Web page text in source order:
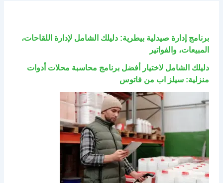
برنامج إدارة صيدلية بيطرية: دليلك الشامل لإدارة اللقاحات،
المبيعات، والفواتير
دليلك الشامل لاختيار أفضل برنامج محاسبة محلات أدوات
منزلية: سيلز اب من فاتوس